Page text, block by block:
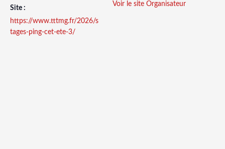
Site :
https://www.tttmg.fr/2026/s
tages-ping-cet-ete-3/
Voir le site Organisateur